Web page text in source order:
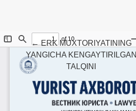
←Maqola tafsilotlariga qaytish
ERK MUXTORIYATINING
YANGICHA KENGAYTIRILGAN
TALQINI